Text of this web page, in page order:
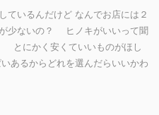
ているんだけど なんでお店には２
少ないの？ ヒノキがいいって聞
とにかく安くていいものがほし
あるからどれを選んだらいいかわ